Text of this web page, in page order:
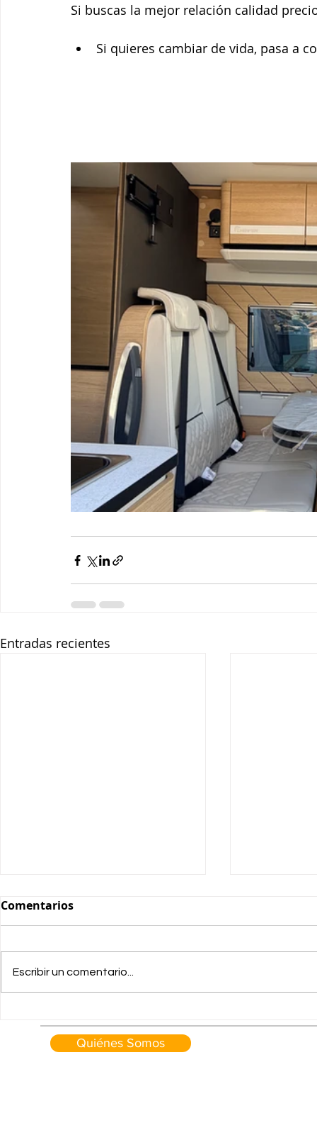
Si buscas la mejor relación calidad
Si quieres cambiar de vida, pasa a
Entradas recientes
temporada" hasta
-3.000,00€ de descuento.
Comentarios
Escribir un comentario...
Quiénes Somos